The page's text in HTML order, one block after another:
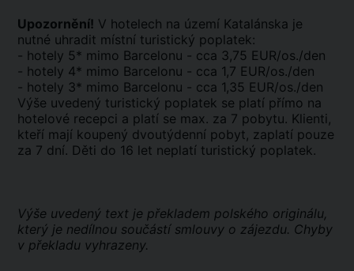
Upozornění! V hotelech na území Katalánska je
nutné uhradit místní turistický poplatek:
- hotely 5* mimo Barcelonu - cca 3,75 EUR/os./den
- hotely 4* mimo Barcelonu - cca 1,7 EUR/os./den
- hotely 3* mimo Barcelonu - cca 1,35 EUR/os./den
Výše uvedený turistický poplatek se platí přímo na
hotelové recepci a platí se max. za 7 pobytu. Klienti,
kteří mají koupený dvoutýdenní pobyt, zaplatí pouze
za 7 dní. Děti do 16 let neplatí turistický poplatek.
Výše uvedený text je překladem polského originálu,
který je nedílnou součástí smlouvy o zájezdu. Chyby
v překladu vyhrazeny.